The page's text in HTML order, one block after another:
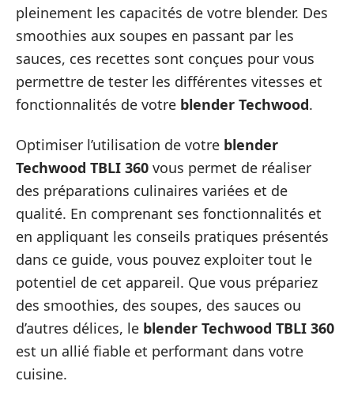
pleinement les capacités de votre blender. Des
smoothies aux soupes en passant par les
sauces, ces recettes sont conçues pour vous
permettre de tester les différentes vitesses et
fonctionnalités de votre blender Techwood.
Optimiser l’utilisation de votre blender
Techwood TBLI 360 vous permet de réaliser
des préparations culinaires variées et de
qualité. En comprenant ses fonctionnalités et
en appliquant les conseils pratiques présentés
dans ce guide, vous pouvez exploiter tout le
potentiel de cet appareil. Que vous prépariez
des smoothies, des soupes, des sauces ou
d’autres délices, le blender Techwood TBLI 360
est un allié fiable et performant dans votre
cuisine.